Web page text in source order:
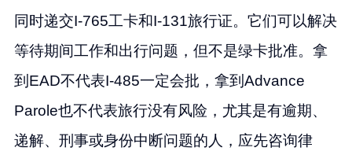
同时递交I-765工卡和I-131旅行证。它们可以解决
等待期间工作和出行问题，但不是绿卡批准。拿
到EAD不代表I-485一定会批，拿到Advance
Parole也不代表旅行没有风险，尤其是有逾期、
递解、刑事或身份中断问题的人，应先咨询律